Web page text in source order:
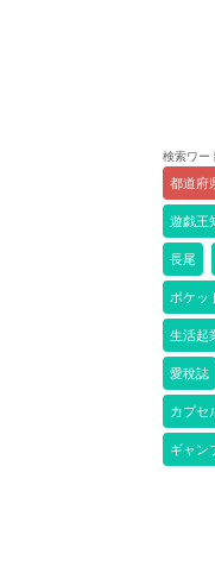
検索ワー
都道府
遊戯王
長尾
ポケッ
生活起
愛稅誌
カプセ
ギャン